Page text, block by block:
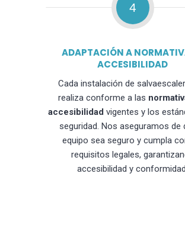
4
ADAPTACIÓN A
ACCESIBILIDAD
Cada instalación de
realiza conforme a las
accesibilidad vigentes y los
seguridad. Nos aseguramos de
equipo sea seguro y cumpla
requisitos legales,
accesibilidad y